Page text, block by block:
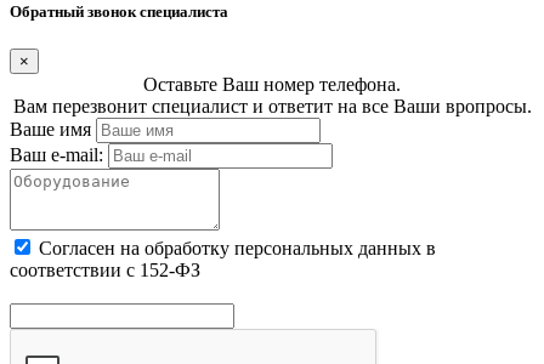
Обратный звонок специалиста
×
Оставьте Ваш номер телефона.
Вам перезвонит специалист и ответит на все Ваши вропросы.
Ваше имя
Ваш e-mail:
Cогласен на обработку персональных данных в
соответствии с 152-ФЗ